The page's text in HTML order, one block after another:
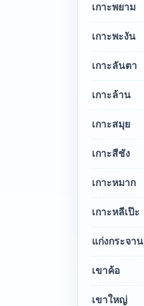
เกาะพยาม
เกาะพะงัน
เกาะลันตา
เกาะล้าน
เกาะสมุย
เกาะสีชัง
เกาะหมาก
เกาะหลีเป๊ะ
แก่งกระจาน
เขาค้อ
เขาใหญ่